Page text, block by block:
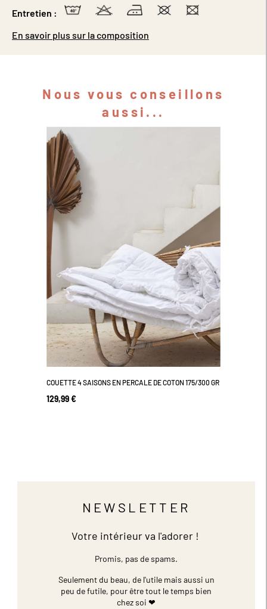
Entretien :
En savoir plus sur la composition
Nous vous conseillons
aussi...
COUETTE 4 SAISONS EN PERCALE DE COTON 175/300 GR
129,99 €
NEWSLETTER
Votre intérieur va l'adorer !
Promis, pas de spams.
Seulement du beau, de l'utile mais aussi un
peu de futile, pour être tout le temps bien
chez soi ❤